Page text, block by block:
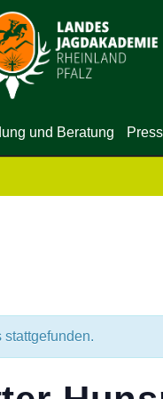
und Beratung
stattgefunden.